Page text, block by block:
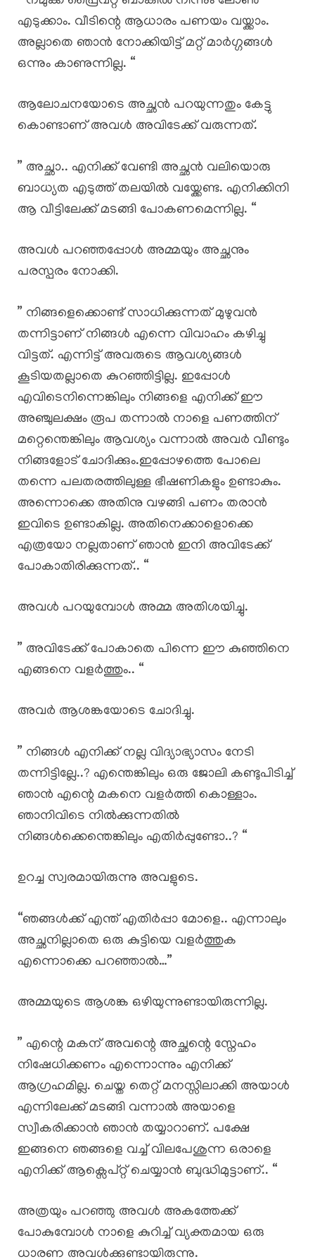
എടുക്കാം. വീടിന്റെ ആധാരം പണയം വയ്ക്കാം.
അല്ലാതെ ഞാൻ നോക്കിയിട്ട് മറ്റ് മാർഗ്ഗങ്ങൾ
ഒന്നും കാണുന്നില്ല. “
ആലോചനയോടെ അച്ഛൻ പറയുന്നതും കേട്ടു
കൊണ്ടാണ് അവൾ അവിടേക്ക് വരുന്നത്.
” അച്ഛാ.. എനിക്ക് വേണ്ടി അച്ഛൻ വലിയൊരു
ബാധ്യത എടുത്ത് തലയിൽ വയ്ക്കേണ്ട. എനിക്കിനി
ആ വീട്ടിലേക്ക് മടങ്ങി പോകണമെന്നില്ല. “
അവൾ പറഞ്ഞപ്പോൾ അമ്മയും അച്ഛനും
പരസ്പരം നോക്കി.
” നിങ്ങളെക്കൊണ്ട് സാധിക്കുന്നത് മുഴുവൻ
തന്നിട്ടാണ് നിങ്ങൾ എന്നെ വിവാഹം കഴിച്ചു
വിട്ടത്. എന്നിട്ട് അവരുടെ ആവശ്യങ്ങൾ
കൂടിയതല്ലാതെ കുറഞ്ഞിട്ടില്ല. ഇപ്പോൾ
എവിടെനിന്നെങ്കിലും നിങ്ങളെ എനിക്ക് ഈ
അഞ്ചുലക്ഷം രൂപ തന്നാൽ നാളെ പണത്തിന്
മറ്റെന്തെങ്കിലും ആവശ്യം വന്നാൽ അവർ വീണ്ടും
നിങ്ങളോട് ചോദിക്കും.ഇപ്പോഴത്തെ പോലെ
തന്നെ പലതരത്തിലുള്ള ഭീഷണികളും ഉണ്ടാകും.
അന്നൊക്കെ അതിനു വഴങ്ങി പണം തരാൻ
ഇവിടെ ഉണ്ടാകില്ല. അതിനെക്കാളൊക്കെ
എത്രയോ നല്ലതാണ് ഞാൻ ഇനി അവിടേക്ക്
പോകാതിരിക്കുന്നത്.. “
അവൾ പറയുമ്പോൾ അമ്മ അതിശയിച്ചു.
” അവിടേക്ക് പോകാതെ പിന്നെ ഈ കുഞ്ഞിനെ
എങ്ങനെ വളർത്തും.. “
അവർ ആശങ്കയോടെ ചോദിച്ചു.
” നിങ്ങൾ എനിക്ക് നല്ല വിദ്യാഭ്യാസം നേടി
തന്നിട്ടില്ലേ..? എന്തെങ്കിലും ഒരു ജോലി കണ്ടുപിടിച്ച്
ഞാൻ എന്റെ മകനെ വളർത്തി കൊള്ളാം.
ഞാനിവിടെ നിൽക്കുന്നതിൽ
നിങ്ങൾക്കെന്തെങ്കിലും എതിർപ്പുണ്ടോ..? “
ഉറച്ച സ്വരമായിരുന്നു അവളുടെ.
“ഞങ്ങൾക്ക് എന്ത് എതിർപ്പാ മോളെ.. എന്നാലും
അച്ഛനില്ലാതെ ഒരു കുട്ടിയെ വളർത്തുക
എന്നൊക്കെ പറഞ്ഞാൽ…”
അമ്മയുടെ ആശങ്ക ഒഴിയുന്നുണ്ടായിരുന്നില്ല.
” എന്റെ മകന് അവന്റെ അച്ഛന്റെ സ്നേഹം
നിഷേധിക്കണം എന്നൊന്നും എനിക്ക്
ആഗ്രഹമില്ല. ചെയ്ത തെറ്റ് മനസ്സിലാക്കി അയാൾ
എന്നിലേക്ക് മടങ്ങി വന്നാൽ അയാളെ
സ്വീകരിക്കാൻ ഞാൻ തയ്യാറാണ്. പക്ഷേ
ഇങ്ങനെ ഞങ്ങളെ വച്ച് വിലപേശുന്ന ഒരാളെ
എനിക്ക് ആക്സെപ്റ്റ് ചെയ്യാൻ ബുദ്ധിമുട്ടാണ്.. “
അത്രയും പറഞ്ഞു അവൾ അകത്തേക്ക്
പോകുമ്പോൾ നാളെ കുറിച്ച് വ്യക്തമായ ഒരു
ധാരണ അവൾക്കുണ്ടായിരുന്നു.